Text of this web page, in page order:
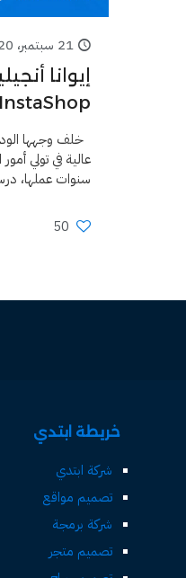
21 سبتمبر، 2020
إيوانا
InstaShop
خلف وجهها
عالية في تولي
سنوات عملها،
50
خريطة ابتدي
شركة ابتدي
تصميم مواقع
شركة برمجة
تصميم متجر